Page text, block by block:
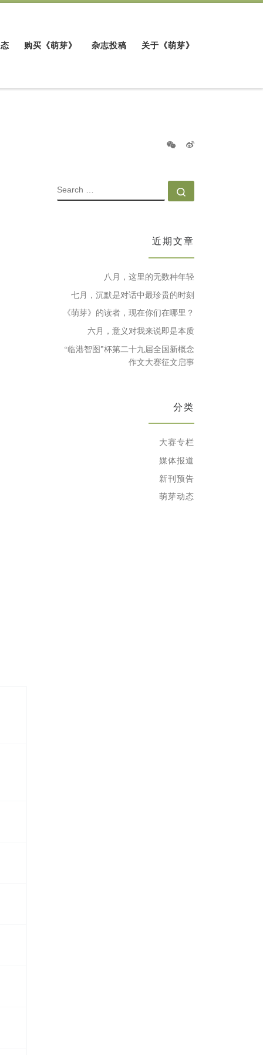
购买《萌芽》 杂志投稿 关于《萌芽》
SEARCH
近期文章
八月，这里的无数种年轻
七月，沉默是对话中最珍贵的时刻
《萌芽》的读者，现在你们在哪里？
六月，意义对我来说即是本质
“临港智图”杯第二十九届全国新概念
作文大赛征文启事
分类
大赛专栏
媒体报道
新刊预告
萌芽动态